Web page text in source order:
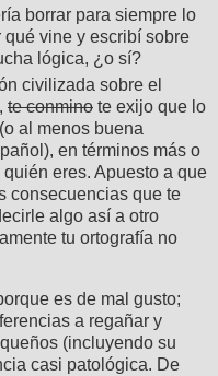
borrar para siempre lo
vine y escribí sobre
lógica, ¿o sí?
civilizada sobre el
te conmino te exijo que lo
al menos buena
en términos más o
eres. Apuesto a que
consecuencias que te
algo así a otro
tu ortografía no
es de mal gusto;
a regañar y
(incluyendo su
casi patológica. De